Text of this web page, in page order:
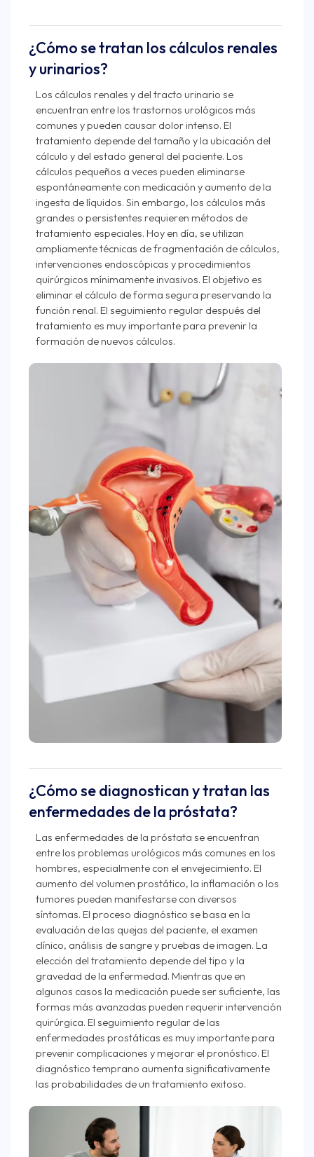
¿Cómo se tratan los cálculos renales
y urinarios?
Los cálculos renales y del tracto urinario se
encuentran entre los trastornos urológicos más
comunes y pueden causar dolor intenso. El
tratamiento depende del tamaño y la ubicación del
cálculo y del estado general del paciente. Los
cálculos pequeños a veces pueden eliminarse
espontáneamente con medicación y aumento de la
ingesta de líquidos. Sin embargo, los cálculos más
grandes o persistentes requieren métodos de
tratamiento especiales. Hoy en día, se utilizan
ampliamente técnicas de fragmentación de cálculos,
intervenciones endoscópicas y procedimientos
quirúrgicos mínimamente invasivos. El objetivo es
eliminar el cálculo de forma segura preservando la
función renal. El seguimiento regular después del
tratamiento es muy importante para prevenir la
formación de nuevos cálculos.
¿Cómo se diagnostican y tratan las
enfermedades de la próstata?
Las enfermedades de la próstata se encuentran
entre los problemas urológicos más comunes en los
hombres, especialmente con el envejecimiento. El
aumento del volumen prostático, la inflamación o los
tumores pueden manifestarse con diversos
síntomas. El proceso diagnóstico se basa en la
evaluación de las quejas del paciente, el examen
clínico, análisis de sangre y pruebas de imagen. La
elección del tratamiento depende del tipo y la
gravedad de la enfermedad. Mientras que en
algunos casos la medicación puede ser suficiente, las
formas más avanzadas pueden requerir intervención
quirúrgica. El seguimiento regular de las
enfermedades prostáticas es muy importante para
prevenir complicaciones y mejorar el pronóstico. El
diagnóstico temprano aumenta significativamente
las probabilidades de un tratamiento exitoso.